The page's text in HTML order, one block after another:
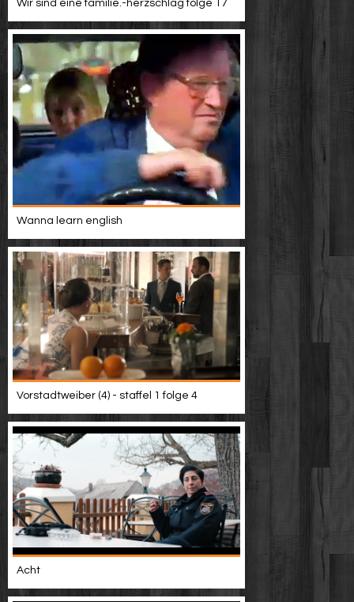
Wir sind eine familie.-herzschlag folge 17
Wanna learn english
Vorstadtweiber (4) - staffel 1 folge 4
Acht